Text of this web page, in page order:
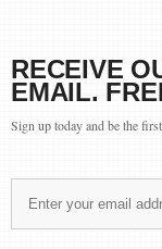
RECEIVE
EMAIL.
Sign up today and be the